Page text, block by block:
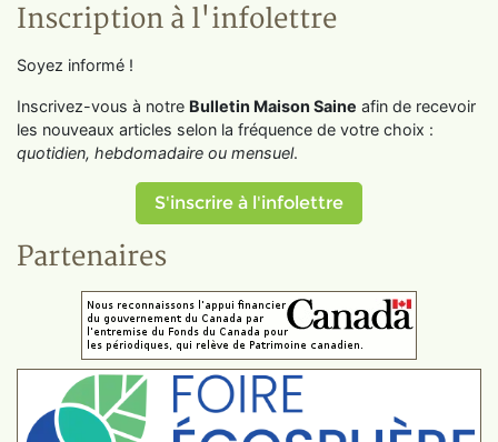
Inscription à l'infolettre
Soyez informé !
Inscrivez-vous à notre Bulletin Maison Saine afin de recevoir
les nouveaux articles selon la fréquence de votre choix :
quotidien, hebdomadaire ou mensuel.
S'inscrire à l'infolettre
Partenaires